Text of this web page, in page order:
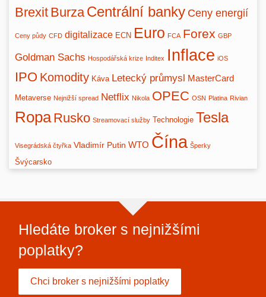
Brexit Burza Centrální banky Ceny energií
Ceny půdy CFD digitalizace ECN Euro FCA Forex GBP
Goldman Sachs Hospodářská krize Inditex Inflace iOS
IPO Komodity Káva Letecký průmysl MasterCard
Metaverse Nejnižší spread Netflix Nikola OPEC OSN Platina Rivian
Ropa Rusko Streamovací služby Technologie Tesla
Visegrádská čtyřka Vladimír Putin WTO Čína Šperky
Švýcarsko
Hledáte broker s nejnižšími
poplatky?
Chci broker s nejnižšími poplatky